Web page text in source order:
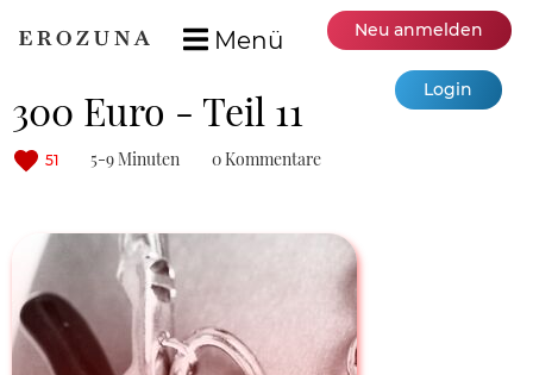
Menü Neu anmelden
Login
300 Euro - Teil 11
51 5-9 Minuten 0 Kommentare